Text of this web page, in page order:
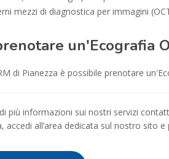
mezzi di diagnostica per immagini
un'Ecografia
di Pianezza è possibile prenotare
più informazioni sui nostri servizi
accedi all’area dedicata sul nostro sito e